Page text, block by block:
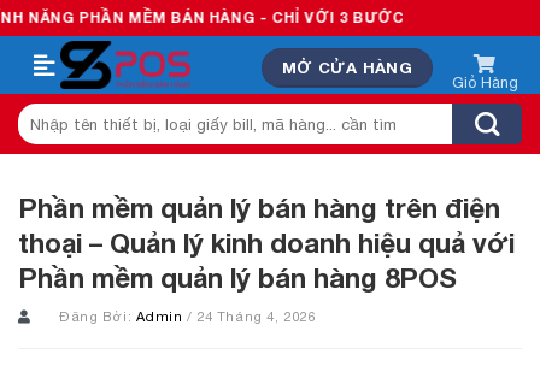
Skip
to
content
MỀM BÁN HÀNG - CHỈ VỚI 3 BƯỚC
MỞ CỬA HÀNG
Tìm
kiếm:
Phần mềm quản lý bán hàng trên điện
thoại – Quản lý kinh doanh hiệu quả với
Phần mềm quản lý bán hàng 8POS
Đăng Bởi: Admin/ 24 Tháng 4, 2026